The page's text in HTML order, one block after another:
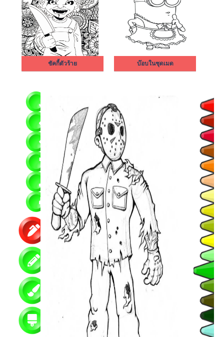
ชัคกี้ตัวร้าย บ๊อบในชุดเมด